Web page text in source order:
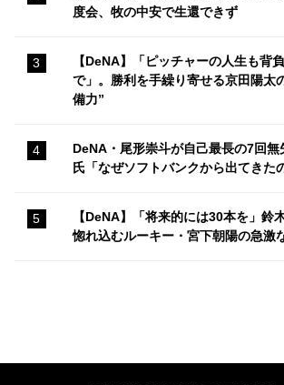
度会、牧の中安で生還できず
【DeNA】「ピッチャーの人生も背
で」。勝利を手繰り寄せる京田陽太
備力”
DeNA・尾形崇斗が自己最長の7回無
氏「なぜソフトバンクから出てきた
【DeNA】「将来的には30本を」鈴
惚れ込むルーキー・宮下朝陽の急激